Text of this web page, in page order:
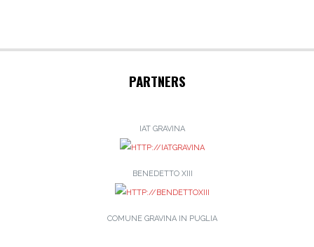
PARTNERS
IAT GRAVINA
BENEDETTO XIII
COMUNE GRAVINA IN PUGLIA